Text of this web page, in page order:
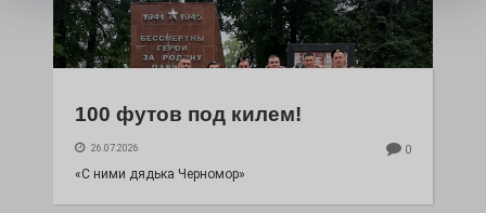
100 футов под килем!
26.07.2026 0
«С ними дядька Черномор»